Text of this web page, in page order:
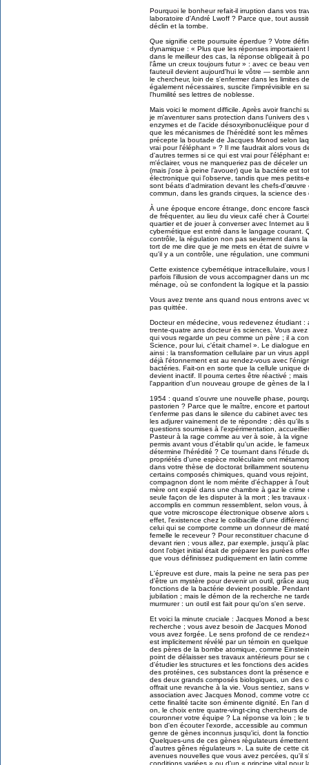
Pourquoi le bonheur refait-il irruption dans vos
laboratoire d'André Lwoff ? Parce que, tout
déclin et la tombe.
Que signifie cette poursuite éperdue ? Votre
dynamique : « Plus que les réponses
dans le meilleur des cas, la réponse obligeait à
l'âme un creux toujours futur » : avec ce beau
fauteuil devient aujourd'hui le vôtre — semble
le chercheur, loin de s'enfermer dans les limites
également nécessaires, suscite l'imprévisible en
l'humilité ses lettres de noblesse.
Mais voici le moment difficile. Après avoir franchi
je m'aventurer sans protection dans l'univers des
enzymes et de l'acide désoxyribonucléique pour
que les mécanismes de l'hérédité sont les
précepte la boutade de Jacques Monod selon
vrai pour l'éléphant » ? Il me faudrait alors vous
d'autres termes si ce qui est vrai pour l'éléphant
m'éclairer, vous ne manqueriez pas de déceler
(mais j'ose à peine l'avouer) que la bactérie est
électronique qui l'observe, tandis que mes
sont béats d'admiration devant les chefs-
commun, dans les grands cirques, la science
À une époque encore étrange, donc encore
de fréquenter, au lieu du vieux café cher à
quartier et de jouer à converser avec Internet au
cybernétique est entré dans le langage courant.
contrôle, la régulation non pas seulement dans
tort de me dire que je me mets en état de suivre
qu'il y a un contrôle, une régulation, une
Cette existence cybernétique intracellulaire,
parfois l'illusion de vous accompagner dans un
ménage, où se confondent la logique et la
Vous avez trente ans quand nous entrons avec
pas quittée.
Docteur en médecine, vous redevenez étudiant
trente-quatre ans docteur ès sciences. Vous
qui vous regarde un peu comme un père ; il a
Science, pour lui, c'était charnel ». Le dialogue
ainsi : la transformation cellulaire par un virus
déjà l'étonnement est au rendez-vous avec
bactéries. Fait-on en sorte que la cellule unique
devient inactif. Il pourra certes être réactivé ;
l'apparition d'un nouveau groupe de gènes de la
1954 : quand s'ouvre une nouvelle phase,
pastorien ? Parce que le maître, encore et
t'enferme pas dans le silence du cabinet avec
les adjurer vainement de te répondre ; dès qu'ils
questions soumises à l'expérimentation,
Pasteur à la rage comme au ver à soie, à la
permis avant vous d'établir qu'un acide, le
détermine l'hérédité ? Ce tournant dans l'étude
propriétés d'une espèce moléculaire ont
dans votre thèse de doctorat brillamment
certains composés chimiques, quand vous
compagnon dont le nom mérite d'échapper à
mère ont expié dans une chambre à gaz le
seule façon de les disputer à la mort ; les
accomplis en commun ressemblent, selon vous,
que votre microscope électronique observe
effet, l'existence chez le colibacille d'une
celui qui se comporte comme un donneur de
femelle le receveur ? Pour reconstituer chacune
devant rien ; vous allez, par exemple, jusqu'à
dont l'objet initial était de préparer les purées
que vous définissez pudiquement en latin
L'épreuve est dure, mais la peine ne sera pas
d'être un mystère pour devenir un outil, grâce
fonctions de la bactérie devient possible.
jubilation ; mais le démon de la recherche ne
murmurer : un outil est fait pour qu'on s'en serve.
Et voici la minute cruciale : Jacques Monod a
recherche ; vous avez besoin de Jacques
vous avez forgée. Le sens profond de ce
est implicitement révélé par un témoin en
des pères de la bombe atomique, comme
point de délaisser ses travaux antérieurs pour se
d'étudier les structures et les fonctions des
des protéines, ces substances dont la présence
des deux grands composés biologiques, un des
offrait une revanche à la vie. Vous sentiez, sans
association avec Jacques Monod, comme votre
cette finalité tacite son éminente dignité. En l'an
on, le choix entre quatre-vingt-cinq chercheurs
couronner votre équipe ? La réponse va loin ; le
bon d'en écouter l'exorde, accessible au
genre de gènes inconnus jusqu'ici, dont la
Quelques-uns de ces gènes régulateurs
d'autres gênes régulateurs ». La suite de cette
avenues nouvelles que vous avez percées, qu'il
conditions variées » ou d'un « principe vital pour